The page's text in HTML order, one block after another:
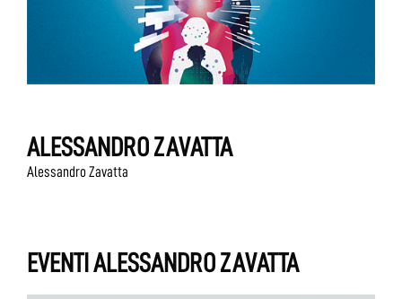
ALESSANDRO ZAVATTA
Alessandro Zavatta
EVENTI ALESSANDRO ZAVATTA